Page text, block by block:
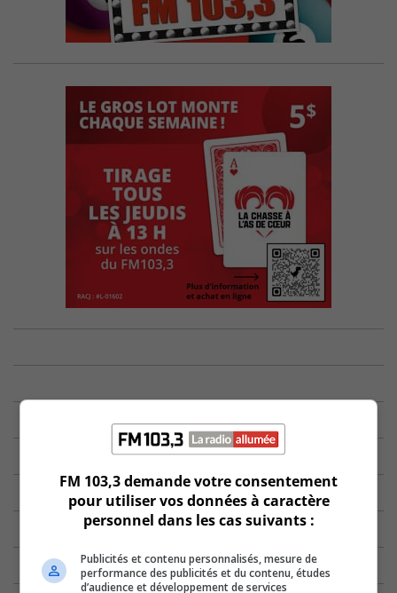
FM 103,3 demande votre consentement
pour utiliser vos données à caractère
personnel dans les cas suivants :
Publicités et contenu personnalisés, mesure de
performance des publicités et du contenu, études
d’audience et développement de services